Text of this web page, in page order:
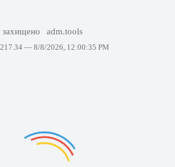
захищено adm.tools
— 8/8/2026, 12:00:35 PM